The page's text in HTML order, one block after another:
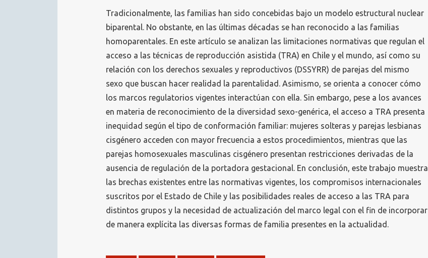
Tradicionalmente, las familias han sido concebidas bajo un modelo estructural nuclear
biparental. No obstante, en las últimas décadas se han reconocido a las familias
homoparentales. En este artículo se analizan las limitaciones normativas que regulan el
acceso a las técnicas de reproducción asistida (TRA) en Chile y el mundo, así como su
relación con los derechos sexuales y reproductivos (DSSYRR) de parejas del mismo
sexo que buscan hacer realidad la parentalidad. Asimismo, se orienta a conocer cómo
los marcos regulatorios vigentes interactúan con ella. Sin embargo, pese a los avances
en materia de reconocimiento de la diversidad sexo-genérica, el acceso a TRA presenta
inequidad según el tipo de conformación familiar: mujeres solteras y parejas lesbianas
cisgénero acceden con mayor frecuencia a estos procedimientos, mientras que las
parejas homosexuales masculinas cisgénero presentan restricciones derivadas de la
ausencia de regulación de la portadora gestacional. En conclusión, este trabajo muestra
las brechas existentes entre las normativas vigentes, los compromisos internacionales
suscritos por el Estado de Chile y las posibilidades reales de acceso a las TRA para
distintos grupos y la necesidad de actualización del marco legal con el fin de incorporar
de manera explícita las diversas formas de familia presentes en la actualidad.